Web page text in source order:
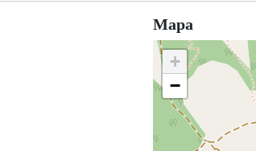
Mapa
+
−